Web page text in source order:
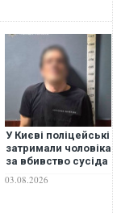
У Києві поліцейські
затримали чоловіка
за вбивство сусіда
по хостелу
03.08.2026